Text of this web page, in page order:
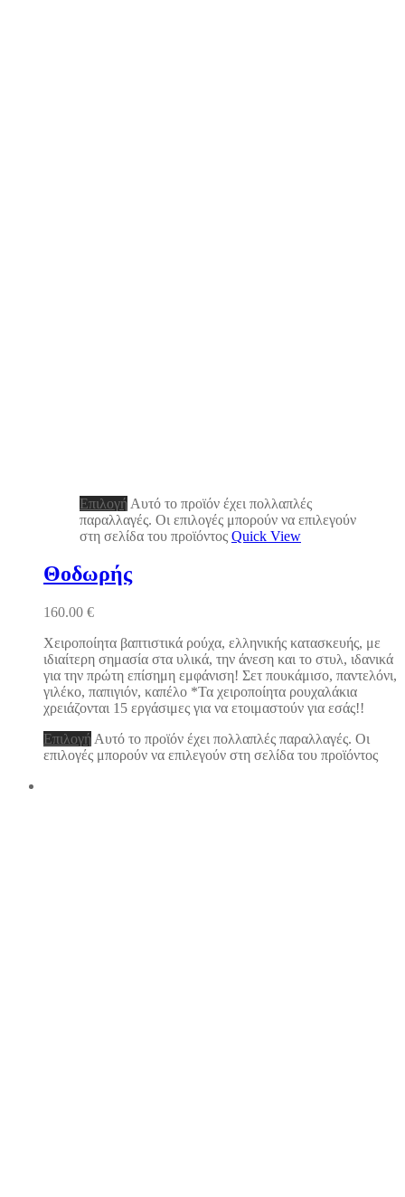
Επιλογή Αυτό το προϊόν έχει πολλαπλές
παραλλαγές. Οι επιλογές μπορούν να επιλεγούν
στη σελίδα του προϊόντος Quick View
Θοδωρής
160.00 €
Χειροποίητα βαπτιστικά ρούχα, ελληνικής κατασκευής, με
ιδιαίτερη σημασία στα υλικά, την άνεση και το στυλ, ιδανικά
για την πρώτη επίσημη εμφάνιση! Σετ πουκάμισο, παντελόνι,
γιλέκο, παπιγιόν, καπέλο *Τα χειροποίητα ρουχαλάκια
χρειάζονται 15 εργάσιμες για να ετοιμαστούν για εσάς!!
Επιλογή Αυτό το προϊόν έχει πολλαπλές παραλλαγές. Οι
επιλογές μπορούν να επιλεγούν στη σελίδα του προϊόντος